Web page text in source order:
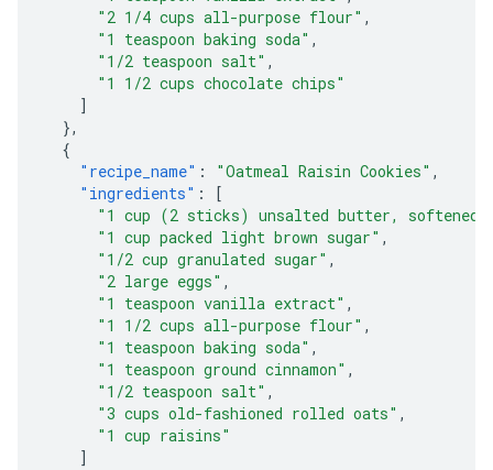
"2 1/4 cups all-purpose flour" ,
"1 teaspoon baking soda" ,
"1/2 teaspoon salt" ,
"1 1/2 cups chocolate chips"
]
},
{
"recipe_name" : "Oatmeal Raisin Cookies" ,
"ingredients" :
[
"1 cup (2 sticks) unsalted butter, softened"
"1 cup packed light brown sugar" ,
"1/2 cup granulated sugar" ,
"2 large eggs" ,
"1 teaspoon vanilla extract" ,
"1 1/2 cups all-purpose flour" ,
"1 teaspoon baking soda" ,
"1 teaspoon ground cinnamon" ,
"1/2 teaspoon salt" ,
"3 cups old-fashioned rolled oats" ,
"1 cup raisins"
]